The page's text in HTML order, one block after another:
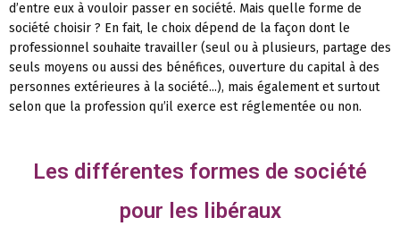
d’entre eux à vouloir passer en société. Mais quelle forme de
société choisir ? En fait, le choix dépend de la façon dont le
professionnel souhaite travailler (seul ou à plusieurs, partage des
seuls moyens ou aussi des bénéfices, ouverture du capital à des
personnes extérieures à la société...), mais également et surtout
selon que la profession qu’il exerce est réglementée ou non.
Les différentes formes de société
pour les libéraux